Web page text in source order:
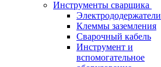
Инструменты сварщика
Электрододержатели
Клеммы заземления
Сварочный кабель
Инструмент и
вспомогательное